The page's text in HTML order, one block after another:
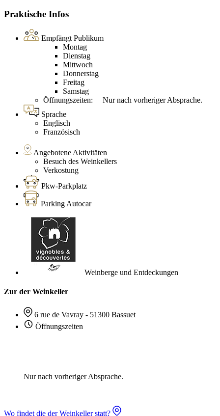
Praktische Infos
Empfängt Publikum
Montag
Dienstag
Mittwoch
Donnerstag
Freitag
Samstag
Öffnungszeiten: Nur nach vorheriger Absprache.
Sprache
Englisch
Französisch
Angebotene Aktivitäten
Besuch des Weinkellers
Verkostung
Pkw-Parkplatz
Parking Autocar
Weinberge und Entdeckungen
Zur der Weinkeller
6 rue de Vavray - 51300 Bassuet
Öffnungszeiten
Nur nach vorheriger Absprache.
Wo findet die der Weinkeller statt?